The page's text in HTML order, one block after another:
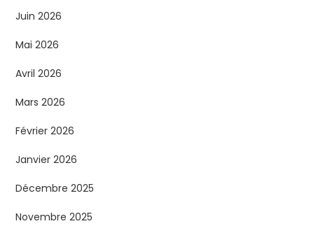
Juin 2026
Mai 2026
Avril 2026
Mars 2026
Février 2026
Janvier 2026
Décembre 2025
Novembre 2025